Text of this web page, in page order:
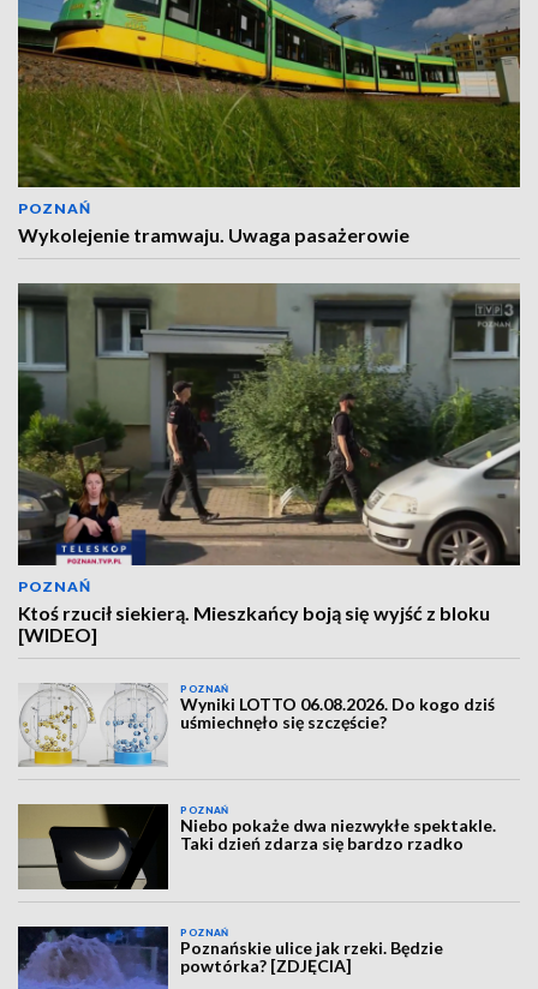
POZNAŃ
Wykolejenie tramwaju. Uwaga pasażerowie
POZNAŃ
Ktoś rzucił siekierą. Mieszkańcy boją się wyjść z bloku
[WIDEO]
POZNAŃ
Wyniki LOTTO 06.08.2026. Do kogo dziś
uśmiechnęło się szczęście?
POZNAŃ
Niebo pokaże dwa niezwykłe spektakle.
Taki dzień zdarza się bardzo rzadko
POZNAŃ
Poznańskie ulice jak rzeki. Będzie
powtórka? [ZDJĘCIA]